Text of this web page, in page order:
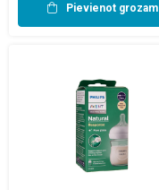
Pievienot grozam